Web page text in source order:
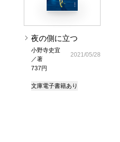
夜の側に立つ
小野寺史宜
／著
737円
2021/05/28
文庫電子書籍あり